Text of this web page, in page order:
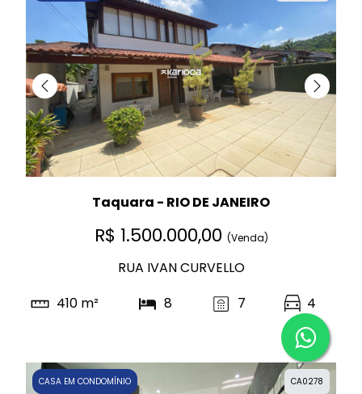
Taquara - RIO DE JANEIRO
R$ 1.500.000,00 (Venda)
RUA IVAN CURVELLO
410 m²
8 7 4
CA0278
CASA EM CONDOMÍNIO